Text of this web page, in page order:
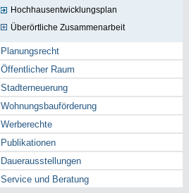
Hochhausentwicklungsplan
Überörtliche Zusammenarbeit
Planungsrecht
Öffentlicher Raum
Stadterneuerung
Wohnungsbauförderung
Werberechte
Publikationen
Dauerausstellungen
Service und Beratung